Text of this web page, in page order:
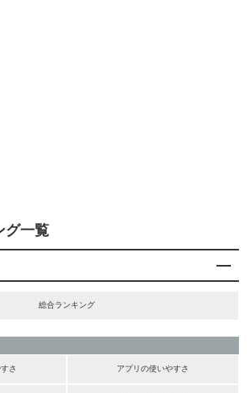
グ一覧
総合ランキング
さ アプリの使いやすさ